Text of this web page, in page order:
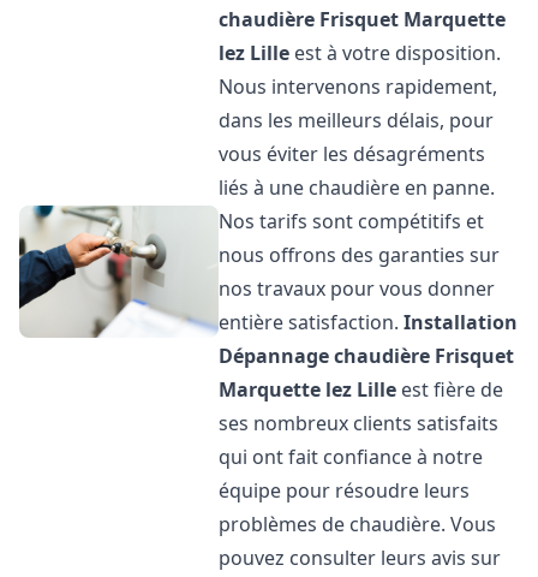
chaudière Frisquet Marquette
lez Lille est à votre disposition.
Nous intervenons rapidement,
dans les meilleurs délais, pour
vous éviter les désagréments
liés à une chaudière en panne.
Nos tarifs sont compétitifs et
nous offrons des garanties sur
nos travaux pour vous donner
entière satisfaction.Installation
Dépannage chaudière Frisquet
Marquette lez Lille est fière de
ses nombreux clients satisfaits
qui ont fait confiance à notre
équipe pour résoudre leurs
problèmes de chaudière. Vous
pouvez consulter leurs avis sur